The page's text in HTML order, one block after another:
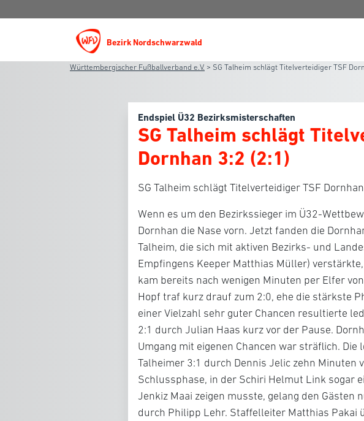
Bezirk Nordschwarzwald
Württembergischer Fußballverband e.V. > SG Talheim schlägt Titelverteidiger TSF
Endspiel Ü32 Bezirksmisterschaften
SG Talheim schlägt
Dornhan 3:2 (2:1)
SG Talheim schlägt Titelverteidiger TSF
Wenn es um den Bezirkssieger im Ü32-
Dornhan die Nase vorn. Jetzt fanden die
Talheim, die sich mit aktiven Bezirks- und
Empfingens Keeper Matthias Müller)
kam bereits nach wenigen Minuten per Elfer
Hopf traf kurz drauf zum 2:0, ehe die stärkste
einer Vielzahl sehr guter Chancen resultierte
2:1 durch Julian Haas kurz vor der Pause.
Umgang mit eigenen Chancen war sträflich. Die
Talheimer 3:1 durch Dennis Jelic zehn Minuten
Schlussphase, in der Schiri Helmut Link sogar
Jenkiz Maai zeigen musste, gelang den Gästen
durch Philipp Lehr. Staffelleiter Matthias Pakai